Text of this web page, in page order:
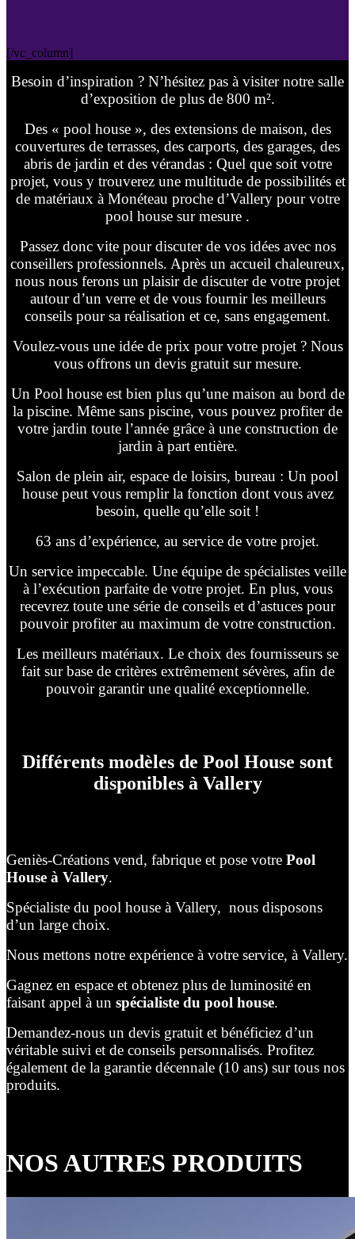
[/vc_column]
Besoin d’inspiration ? N’hésitez pas à visiter notre salle
d’exposition de plus de 800 m².
Des « pool house », des extensions de maison, des
couvertures de terrasses, des carports, des garages, des
abris de jardin et des vérandas : Quel que soit votre
projet, vous y trouverez une multitude de possibilités et
de matériaux à Monéteau proche d’Vallery pour votre
pool house sur mesure .
Passez donc vite pour discuter de vos idées avec nos
conseillers professionnels. Après un accueil chaleureux,
nous nous ferons un plaisir de discuter de votre projet
autour d’un verre et de vous fournir les meilleurs
conseils pour sa réalisation et ce, sans engagement.
Voulez-vous une idée de prix pour votre projet ? Nous
vous offrons un devis gratuit sur mesure.
Un Pool house est bien plus qu’une maison au bord de
la piscine. Même sans piscine, vous pouvez profiter de
votre jardin toute l’année grâce à une construction de
jardin à part entière.
Salon de plein air, espace de loisirs, bureau : Un pool
house peut vous remplir la fonction dont vous avez
besoin, quelle qu’elle soit !
63 ans d’expérience, au service de votre projet.
Un service impeccable. Une équipe de spécialistes veille
à l’exécution parfaite de votre projet. En plus, vous
recevrez toute une série de conseils et d’astuces pour
pouvoir profiter au maximum de votre construction.
Les meilleurs matériaux. Le choix des fournisseurs se
fait sur base de critères extrêmement sévères, afin de
pouvoir garantir une qualité exceptionnelle.
Différents modèles de Pool House sont
disponibles à Vallery
Geniès-Créations vend, fabrique et pose votre Pool
House à Vallery.
Spécialiste du pool house à Vallery, nous disposons
d’un large choix.
Nous mettons notre expérience à votre service, à Vallery.
Gagnez en espace et obtenez plus de luminosité en
faisant appel à un spécialiste du pool house.
Demandez-nous un devis gratuit et bénéficiez d’un
véritable suivi et de conseils personnalisés. Profitez
également de la garantie décennale (10 ans) sur tous nos
produits.
NOS AUTRES PRODUITS